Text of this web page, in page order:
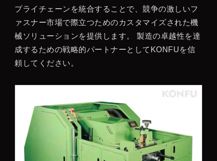
プライチェーンを統合することで、競争の激しいフ
ァスナー市場で際立つためのカスタマイズされた機
械ソリューションを提供します。 製造の卓越性を達
成するための戦略的パートナーとしてKONFUを信
頼してください。